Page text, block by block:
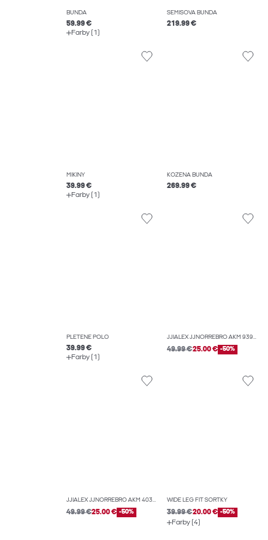
BUNDA
59.99 €
Farby (1)
SEMIŠOVÁ BUNDA
219.99 €
MIKINY
39.99 €
Farby (1)
KOŽENÁ BUNDA
269.99 €
PLETENÉ POLO
39.99 €
Farby (1)
JJIALEX JJNORREBRO AKM 939 DŽÍNSY BAGGY FIT
49.99 €25.00 € -50%
JJIALEX JJNORREBRO AKM 403 DŽÍNSY BAGGY FIT
49.99 €25.00 € -50%
WIDE LEG FIT ŠORTKY
39.99 €20.00 € -50%
Farby (4)